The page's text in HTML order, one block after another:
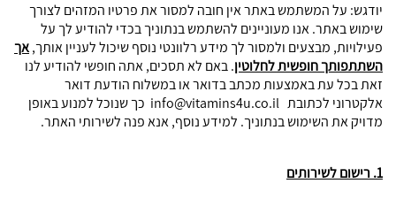
יודגש: על המשתמש באתר אין חובה למסור את פרטיו המזהים לצורך
שימוש באתר. אנו מעוניינים להשתמש בנתוניך בכדי להודיע לך על
פעילויות, מבצעים ולמסור לך מידע רלוונטי נוסף שיכול לעניין אותך,אך
השתתפותך חופשית לחלוטין. באם לא תסכים, אתה חופשי להודיע לנו
זאת בכל עת באמצעות מכתב בדואר או במשלוח הודעת דואר
אלקטרוני לכתובת info@vitamins4u.co.il כך שנוכל למנוע באופן
מדויק את השימוש בנתוניך. למידע נוסף, אנא פנה לשירותי האתר.
1. רישום לשירותים